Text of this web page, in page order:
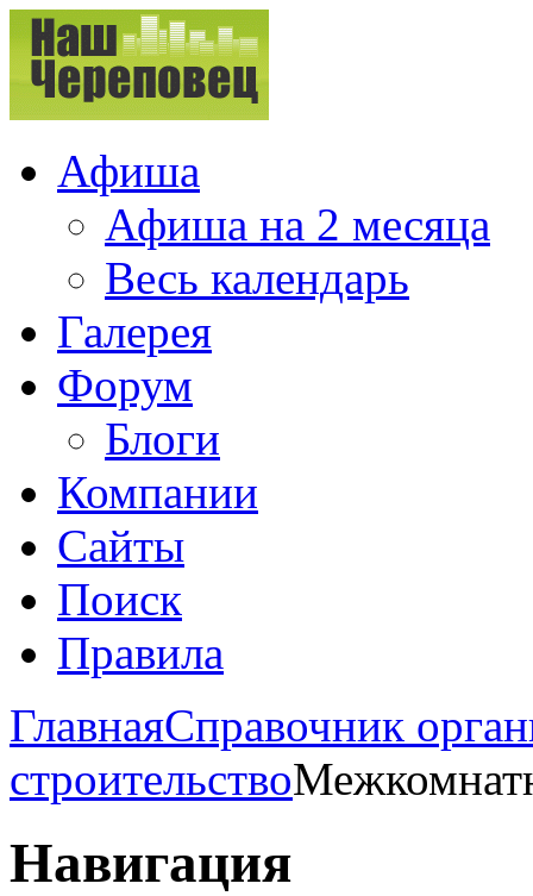
Афиша
Афиша на 2 месяца
Весь календарь
Галерея
Форум
Блоги
Компании
Сайты
Поиск
Правила
ГлавнаяСправочник
строительство
Навигация